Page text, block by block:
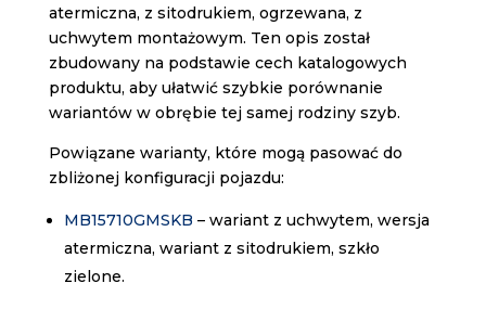
atermiczna, z sitodrukiem, ogrzewana, z
uchwytem montażowym. Ten opis został
zbudowany na podstawie cech katalogowych
produktu, aby ułatwić szybkie porównanie
wariantów w obrębie tej samej rodziny szyb.
Powiązane warianty, które mogą pasować do
zbliżonej konfiguracji pojazdu:
MB15710GMSKB – wariant z uchwytem, wersja
atermiczna, wariant z sitodrukiem, szkło
zielone.